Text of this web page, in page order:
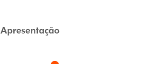
Apresentação